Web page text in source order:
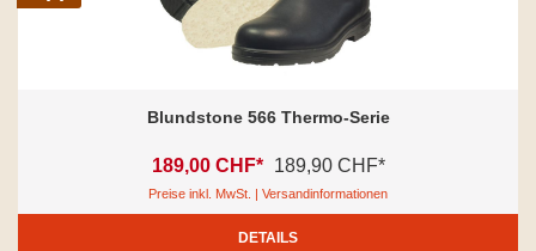
Blundstone 566 Thermo-Serie
189,00 CHF* 189,90 CHF*
Preise inkl. MwSt. | Versandinformationen
DETAILS